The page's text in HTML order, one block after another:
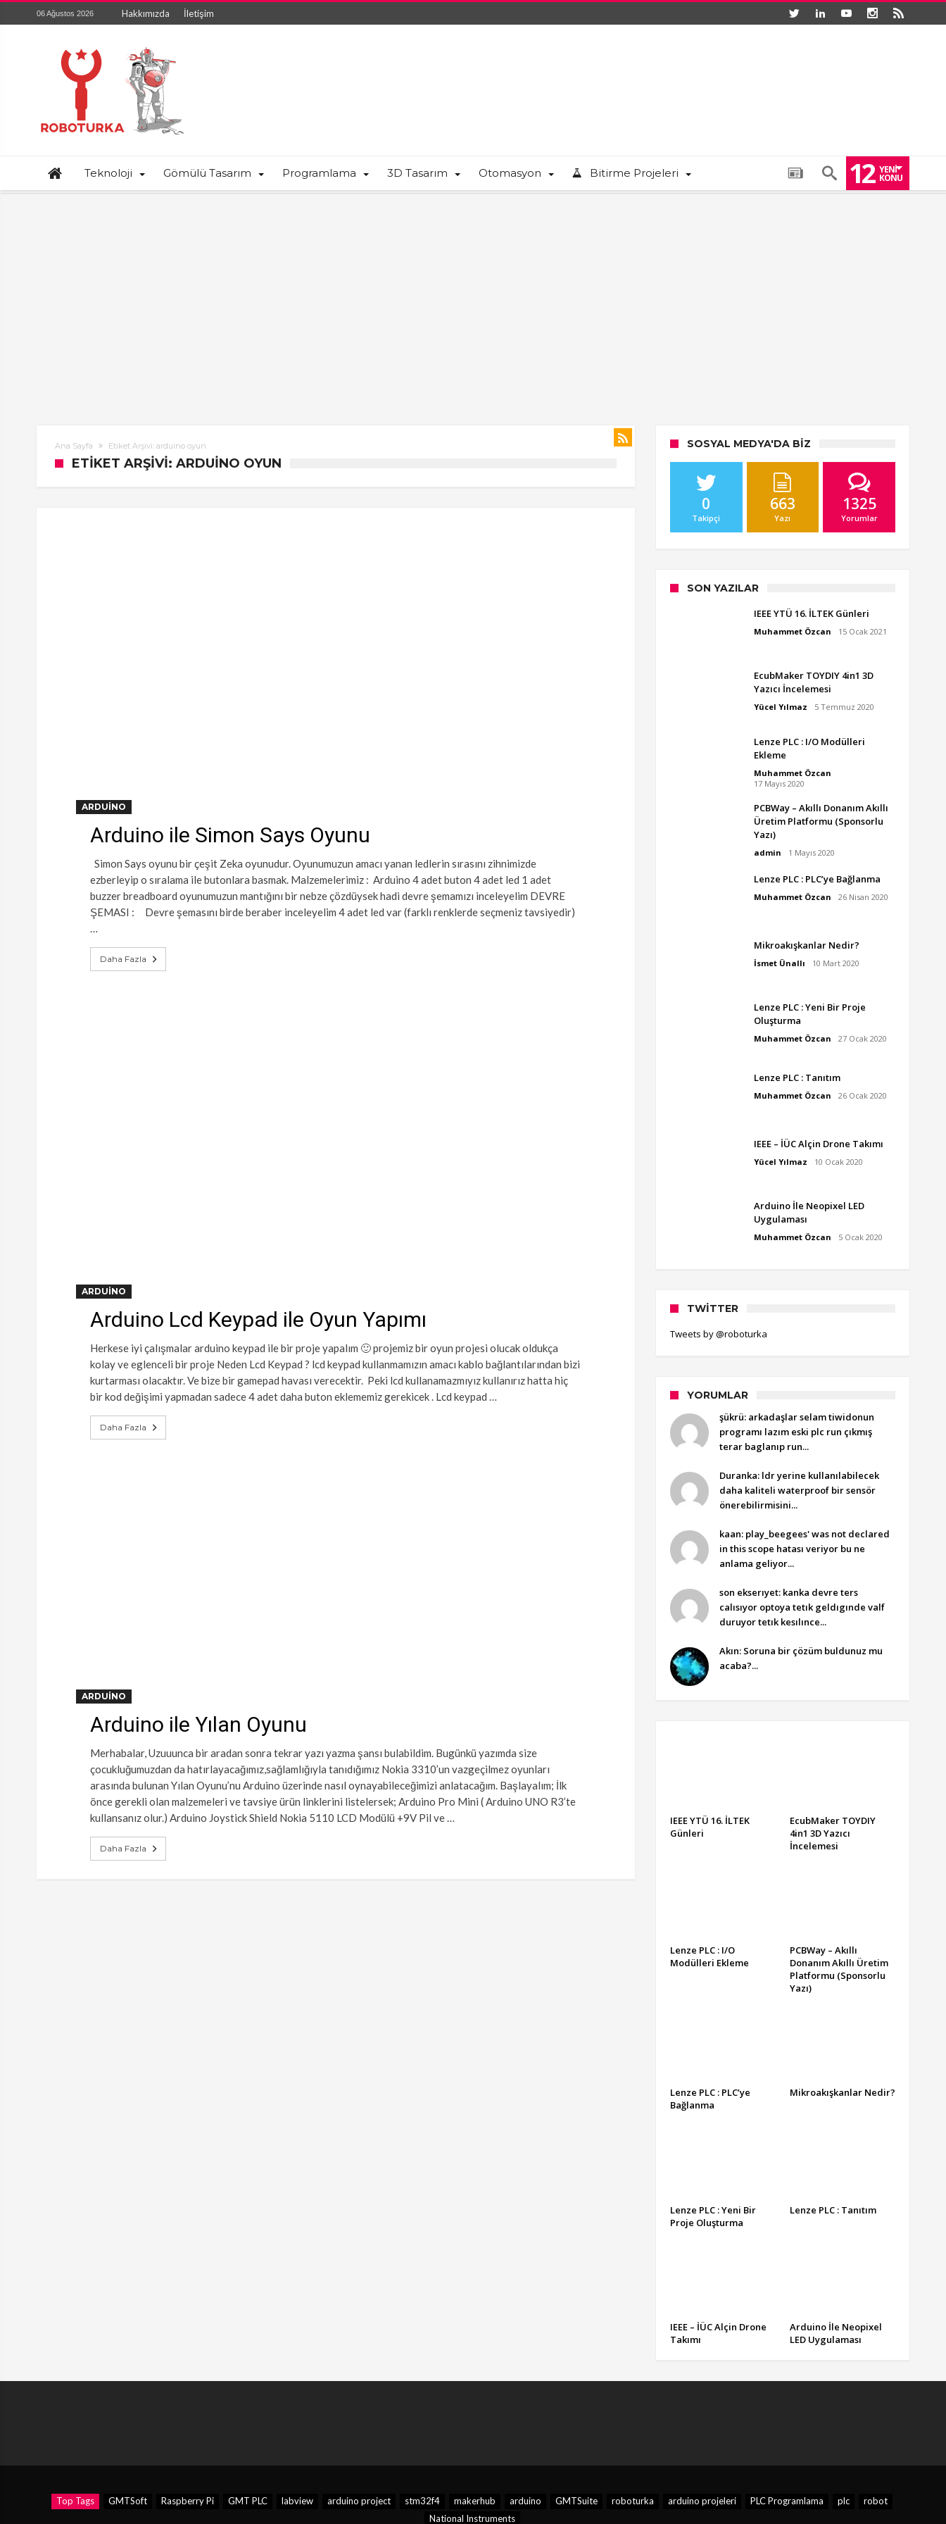
06 Ağustos 2026 Hakkımızda İletişim
Teknoloji Gömülü Tasarım Programlama 3D Tasarım Otomasyon Bitirme Projeleri 12 YENI
KONU
Ana Sayfa Etiket Arşivi: arduino oyun
ETIKET ARŞIVI: ARDUINO OYUN
ARDUINO
Arduino ile Simon Says Oyunu
Simon Says oyunu bir çeşit Zeka oyunudur. Oyunumuzun amacı yanan ledlerin sırasını zihnimizde
ezberleyip o sıralama ile butonlara basmak. Malzemelerimiz : Arduino 4 adet buton 4 adet led 1 adet
buzzer breadboard oyunumuzun mantığını bir nebze çözdüysek hadi devre şemamızı inceleyelim DEVRE
ŞEMASI : Devre şemasını birde beraber inceleyelim 4 adet led var (farklı renklerde seçmeniz tavsiyedir)
…
Daha Fazla
ARDUINO
Arduino Lcd Keypad ile Oyun Yapımı
Herkese iyi çalışmalar arduino keypad ile bir proje yapalım 🙂 projemiz bir oyun projesi olucak oldukça
kolay ve eglenceli bir proje Neden Lcd Keypad ? lcd keypad kullanmamızın amacı kablo bağlantılarından bizi
kurtarması olacaktır. Ve bize bir gamepad havası verecektir. Peki lcd kullanamazmıyız kullanırız hatta hiç
bir kod değişimi yapmadan sadece 4 adet daha buton eklememiz gerekicek . Lcd keypad …
Daha Fazla
ARDUINO
Arduino ile Yılan Oyunu
Merhabalar, Uzuuunca bir aradan sonra tekrar yazı yazma şansı bulabildim. Bugünkü yazımda size
çocukluğumuzdan da hatırlayacağımız,sağlamlığıyla tanıdığımız Nokia 3310’un vazgeçilmez oyunları
arasında bulunan Yılan Oyunu’nu Arduino üzerinde nasıl oynayabileceğimizi anlatacağım. Başlayalım; İlk
önce gerekli olan malzemeleri ve tavsiye ürün linklerini listelersek; Arduino Pro Mini ( Arduino UNO R3’te
kullansanız olur.) Arduino Joystick Shield Nokia 5110 LCD Modülü +9V Pil ve …
Daha Fazla
SOSYAL MEDYA'DA BIZ
0
Takipçi
663
Yazı
1325
Yorumlar
SON YAZILAR
IEEE YTÜ 16. İLTEK Günleri
Muhammet Özcan 15 Ocak 2021
EcubMaker TOYDIY 4in1 3D
Yazıcı İncelemesi
Yücel Yılmaz 5 Temmuz 2020
Lenze PLC : I/O Modülleri
Ekleme
Muhammet Özcan
17 Mayıs 2020
PCBWay – Akıllı Donanım Akıllı
Üretim Platformu (Sponsorlu
Yazı)
admin 1 Mayıs 2020
Lenze PLC : PLC’ye Bağlanma
Muhammet Özcan 26 Nisan 2020
Mikroakışkanlar Nedir?
İsmet Ünallı 10 Mart 2020
Lenze PLC : Yeni Bir Proje
Oluşturma
Muhammet Özcan 27 Ocak 2020
Lenze PLC : Tanıtım
Muhammet Özcan 26 Ocak 2020
IEEE – İÜC Alçin Drone Takımı
Yücel Yılmaz 10 Ocak 2020
Arduino İle Neopixel LED
Uygulaması
Muhammet Özcan 5 Ocak 2020
TWITTER
Tweets by @roboturka
YORUMLAR
şükrü: arkadaşlar selam tiwidonun
programı lazım eski plc run çıkmış
terar baglanıp run...
Duranka: ldr yerine kullanılabilecek
daha kaliteli waterproof bir sensör
önerebilirmisini...
kaan: play_beegees' was not declared
in this scope hatası veriyor bu ne
anlama geliyor...
son ekserıyet: kanka devre ters
calısıyor optoya tetık geldıgınde valf
duruyor tetık kesılınce...
Akın: Soruna bir çözüm buldunuz mu
acaba?...
IEEE YTÜ 16. İLTEK
Günleri
EcubMaker TOYDIY
4in1 3D Yazıcı
İncelemesi
Lenze PLC : I/O
Modülleri Ekleme
PCBWay – Akıllı
Donanım Akıllı Üretim
Platformu (Sponsorlu
Yazı)
Lenze PLC : PLC’ye
Bağlanma
Mikroakışkanlar Nedir?
Lenze PLC : Yeni Bir
Proje Oluşturma
Lenze PLC : Tanıtım
IEEE – İÜC Alçin Drone
Takımı
Arduino İle Neopixel
LED Uygulaması
Top Tags GMTSoft Raspberry Pi GMT PLC labview arduino project stm32f4 makerhub arduino GMTSuite roboturka arduino projeleri PLC Programlama plc
robot
National Instruments